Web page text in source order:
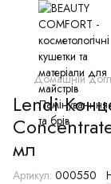
Домашній
Lendi
мл
Артикул: 000550